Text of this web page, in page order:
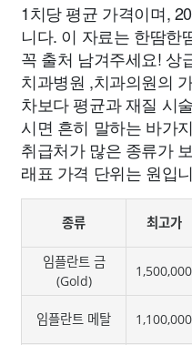
1치당 평균 가격이며,
니다. 이 자료는 한땀한
꼭 출처 남겨주세요! 상
치과병원 ,치과의원의
차보다 평균과 재질 시
시면 흔히 말하는 바가
취급처가 많은 종류가
래표 가격 단위는 원입
종류 최고가
임플란트 금
(Gold)
1,500,000
임플란트 메탈 1,100,000